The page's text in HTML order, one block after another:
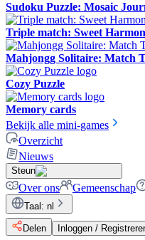
Sudoku Puzzle: Mosaic
Triple match: Sweet
Mahjongg Solitaire: Match
Cozy Puzzle
Memory cards
Bekijk alle mini-games
Overzicht
Nieuws
Steun
Over ons Gemeenschap
Taal : nl
Delen
Inloggen /